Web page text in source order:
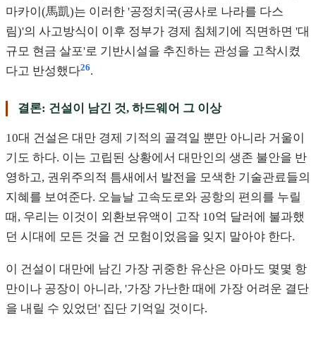
마카이(馬凱)는 이러한 '공정치국(공사로 나라를 다스
림)'의 사고방식이 이후 정부가 경제 침체기에 직면하면 '대
규모 현금 살포'로 기반시설을 추진하는 관성을 고착시켰
다고 반성했다26.
결론: 건설이 남긴 것, 하드웨어 그 이상
10대 건설은 대만 경제 기적의 골격일 뿐만 아니라 거울이
기도 하다. 이는 고립된 상황에서 대만인의 생존 불안을 반
영하고, 권위주의적 틈새에서 발전을 모색한 기술관료들의
지혜를 보여준다. 오늘날 고속도로와 공항의 편의를 누릴
때, 우리는 이것이 외환보유액이 고작 10억 달러에 불과했
던 시대에 모든 것을 건 모험이었음을 잊지 말아야 한다.
이 건설이 대만에 남긴 가장 귀중한 유산은 아마도 몇몇 항
만이나 공장이 아니라, '가장 가난한 때에 가장 어려운 결단
을 내릴 수 있었던' 집단 기억일 것이다.